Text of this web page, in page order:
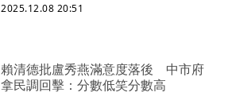
2025.12.08 20:51
賴清德批盧秀燕滿意度落後 中市府
拿民調回擊：分數低笑分數高